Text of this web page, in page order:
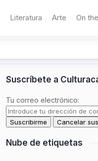
Literatura Arte On
Suscríbete a
Tu correo electrónico:
Nube de etiquetas